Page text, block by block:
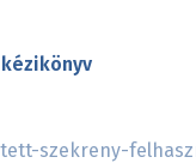
szekreny-